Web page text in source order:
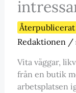
Återpublicerat
Redaktionen /
Vita väggar,
från en butik
arbetsplatsen